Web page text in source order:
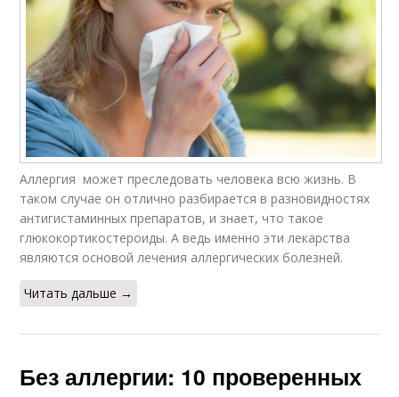
Аллергия может преследовать человека всю жизнь. В
таком случае он отлично разбирается в разновидностях
антигистаминных препаратов, и знает, что такое
глюкокортикостероиды. А ведь именно эти лекарства
являются основой лечения аллергических болезней.
Читать дальше →
Без аллергии: 10 проверенных